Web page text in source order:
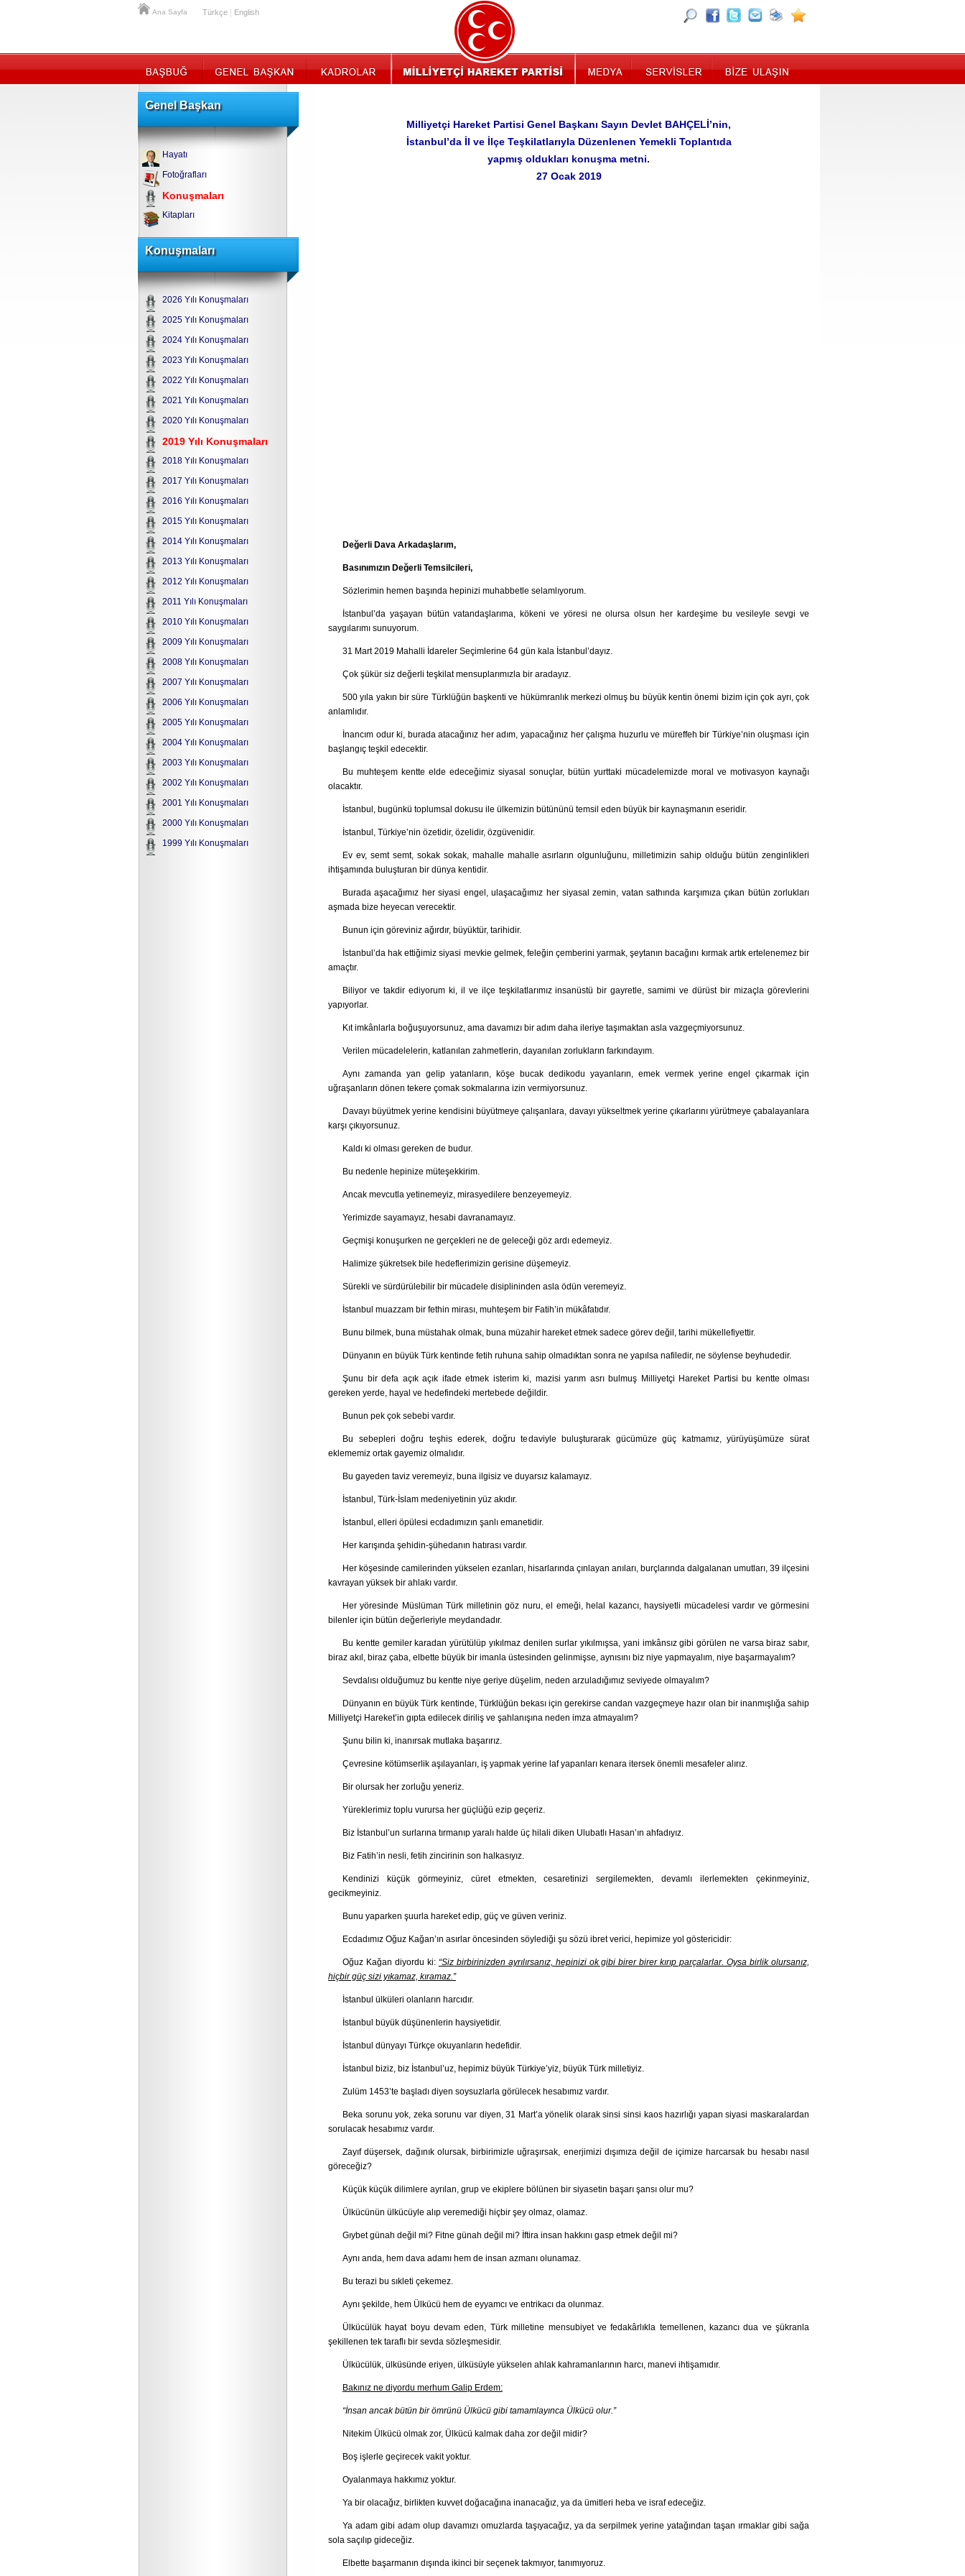
Ana Sayfa Türkçe English
Genel Başkan
Hayatı
Fotoğrafları
Konuşmaları
Kitapları
Konuşmaları
2026 Yılı Konuşmaları
2025 Yılı Konuşmaları
2024 Yılı Konuşmaları
2023 Yılı Konuşmaları
2022 Yılı Konuşmaları
2021 Yılı Konuşmaları
2020 Yılı Konuşmaları
2019 Yılı Konuşmaları
2018 Yılı Konuşmaları
2017 Yılı Konuşmaları
2016 Yılı Konuşmaları
2015 Yılı Konuşmaları
2014 Yılı Konuşmaları
2013 Yılı Konuşmaları
2012 Yılı Konuşmaları
2011 Yılı Konuşmaları
2010 Yılı Konuşmaları
2009 Yılı Konuşmaları
2008 Yılı Konuşmaları
2007 Yılı Konuşmaları
2006 Yılı Konuşmaları
2005 Yılı Konuşmaları
2004 Yılı Konuşmaları
2003 Yılı Konuşmaları
2002 Yılı Konuşmaları
2001 Yılı Konuşmaları
2000 Yılı Konuşmaları
1999 Yılı Konuşmaları
Milliyetçi Hareket Partisi Genel Başkanı Sayın Devlet BAHÇELİ’nin,
İstanbul’da İl ve İlçe Teşkilatlarıyla Düzenlenen Yemekli Toplantıda
yapmış oldukları konuşma metni.
27 Ocak 2019
Değerli Dava Arkadaşlarım,
Basınımızın Değerli Temsilcileri,
Sözlerimin hemen başında hepinizi muhabbetle selamlıyorum.
İstanbul’da yaşayan bütün vatandaşlarıma, kökeni ve yöresi ne olursa olsun her kardeşime bu vesileyle sevgi ve
saygılarımı sunuyorum.
31 Mart 2019 Mahalli İdareler Seçimlerine 64 gün kala İstanbul’dayız.
Çok şükür siz değerli teşkilat mensuplarımızla bir aradayız.
500 yıla yakın bir süre Türklüğün başkenti ve hükümranlık merkezi olmuş bu büyük kentin önemi bizim için çok ayrı, çok
anlamlıdır.
İnancım odur ki, burada atacağınız her adım, yapacağınız her çalışma huzurlu ve müreffeh bir Türkiye’nin oluşması için
başlangıç teşkil edecektir.
Bu muhteşem kentte elde edeceğimiz siyasal sonuçlar, bütün yurttaki mücadelemizde moral ve motivasyon kaynağı
olacaktır.
İstanbul, bugünkü toplumsal dokusu ile ülkemizin bütününü temsil eden büyük bir kaynaşmanın eseridir.
İstanbul, Türkiye’nin özetidir, özelidir, özgüvenidir.
Ev ev, semt semt, sokak sokak, mahalle mahalle asırların olgunluğunu, milletimizin sahip olduğu bütün zenginlikleri
ihtişamında buluşturan bir dünya kentidir.
Burada aşacağımız her siyasi engel, ulaşacağımız her siyasal zemin, vatan sathında karşımıza çıkan bütün zorlukları
aşmada bize heyecan verecektir.
Bunun için göreviniz ağırdır, büyüktür, tarihidir.
İstanbul’da hak ettiğimiz siyasi mevkie gelmek, feleğin çemberini yarmak, şeytanın bacağını kırmak artık ertelenemez bir
amaçtır.
Biliyor ve takdir ediyorum ki, il ve ilçe teşkilatlarımız insanüstü bir gayretle, samimi ve dürüst bir mizaçla görevlerini
yapıyorlar.
Kıt imkânlarla boğuşuyorsunuz, ama davamızı bir adım daha ileriye taşımaktan asla vazgeçmiyorsunuz.
Verilen mücadelelerin, katlanılan zahmetlerin, dayanılan zorlukların farkındayım.
Aynı zamanda yan gelip yatanların, köşe bucak dedikodu yayanların, emek vermek yerine engel çıkarmak için
uğraşanların dönen tekere çomak sokmalarına izin vermiyorsunuz.
Davayı büyütmek yerine kendisini büyütmeye çalışanlara, davayı yükseltmek yerine çıkarlarını yürütmeye çabalayanlara
karşı çıkıyorsunuz.
Kaldı ki olması gereken de budur.
Bu nedenle hepinize müteşekkirim.
Ancak mevcutla yetinemeyiz, mirasyedilere benzeyemeyiz.
Yerimizde sayamayız, hesabi davranamayız.
Geçmişi konuşurken ne gerçekleri ne de geleceği göz ardı edemeyiz.
Halimize şükretsek bile hedeflerimizin gerisine düşemeyiz.
Sürekli ve sürdürülebilir bir mücadele disiplininden asla ödün veremeyiz.
İstanbul muazzam bir fethin mirası, muhteşem bir Fatih’in mükâfatıdır.
Bunu bilmek, buna müstahak olmak, buna müzahir hareket etmek sadece görev değil, tarihi mükellefiyettir.
Dünyanın en büyük Türk kentinde fetih ruhuna sahip olmadıktan sonra ne yapılsa nafiledir, ne söylense beyhudedir.
Şunu bir defa açık açık ifade etmek isterim ki, mazisi yarım asrı bulmuş Milliyetçi Hareket Partisi bu kentte olması
gereken yerde, hayal ve hedefindeki mertebede değildir.
Bunun pek çok sebebi vardır.
Bu sebepleri doğru teşhis ederek, doğru tedaviyle buluşturarak gücümüze güç katmamız, yürüyüşümüze sürat
eklememiz ortak gayemiz olmalıdır.
Bu gayeden taviz veremeyiz, buna ilgisiz ve duyarsız kalamayız.
İstanbul, Türk-İslam medeniyetinin yüz akıdır.
İstanbul, elleri öpülesi ecdadımızın şanlı emanetidir.
Her karışında şehidin-şühedanın hatırası vardır.
Her köşesinde camilerinden yükselen ezanları, hisarlarında çınlayan anıları, burçlarında dalgalanan umutları, 39 ilçesini
kavrayan yüksek bir ahlakı vardır.
Her yöresinde Müslüman Türk milletinin göz nuru, el emeği, helal kazancı, haysiyetli mücadelesi vardır ve görmesini
bilenler için bütün değerleriyle meydandadır.
Bu kentte gemiler karadan yürütülüp yıkılmaz denilen surlar yıkılmışsa, yani imkânsız gibi görülen ne varsa biraz sabır,
biraz akıl, biraz çaba, elbette büyük bir imanla üstesinden gelinmişse, aynısını biz niye yapmayalım, niye başarmayalım?
Sevdalısı olduğumuz bu kentte niye geriye düşelim, neden arzuladığımız seviyede olmayalım?
Dünyanın en büyük Türk kentinde, Türklüğün bekası için gerekirse candan vazgeçmeye hazır olan bir inanmışlığa sahip
Milliyetçi Hareket’in gıpta edilecek diriliş ve şahlanışına neden imza atmayalım?
Şunu bilin ki, inanırsak mutlaka başarırız.
Çevresine kötümserlik aşılayanları, iş yapmak yerine laf yapanları kenara itersek önemli mesafeler alırız.
Bir olursak her zorluğu yeneriz.
Yüreklerimiz toplu vurursa her güçlüğü ezip geçeriz.
Biz İstanbul’un surlarına tırmanıp yaralı halde üç hilali diken Ulubatlı Hasan’ın ahfadıyız.
Biz Fatih’in nesli, fetih zincirinin son halkasıyız.
Kendinizi küçük görmeyiniz, cüret etmekten, cesaretinizi sergilemekten, devamlı ilerlemekten çekinmeyiniz,
gecikmeyiniz.
Bunu yaparken şuurla hareket edip, güç ve güven veriniz.
Ecdadımız Oğuz Kağan’ın asırlar öncesinden söylediği şu sözü ibret verici, hepimize yol göstericidir:
Oğuz Kağan diyordu ki: “Siz birbirinizden ayrılırsanız, hepinizi ok gibi birer birer kırıp parçalarlar. Oysa birlik olursanız,
hiçbir güç sizi yıkamaz, kıramaz.”
İstanbul ülküleri olanların harcıdır.
İstanbul büyük düşünenlerin haysiyetidir.
İstanbul dünyayı Türkçe okuyanların hedefidir.
İstanbul biziz, biz İstanbul’uz, hepimiz büyük Türkiye’yiz, büyük Türk milletiyiz.
Zulüm 1453’te başladı diyen soysuzlarla görülecek hesabımız vardır.
Beka sorunu yok, zeka sorunu var diyen, 31 Mart’a yönelik olarak sinsi sinsi kaos hazırlığı yapan siyasi maskaralardan
sorulacak hesabımız vardır.
Zayıf düşersek, dağınık olursak, birbirimizle uğraşırsak, enerjimizi dışımıza değil de içimize harcarsak bu hesabı nasıl
göreceğiz?
Küçük küçük dilimlere ayrılan, grup ve ekiplere bölünen bir siyasetin başarı şansı olur mu?
Ülkücünün ülkücüyle alıp veremediği hiçbir şey olmaz, olamaz.
Gıybet günah değil mi? Fitne günah değil mi? İftira insan hakkını gasp etmek değil mi?
Aynı anda, hem dava adamı hem de insan azmanı olunamaz.
Bu terazi bu sıkleti çekemez.
Aynı şekilde, hem Ülkücü hem de eyyamcı ve entrikacı da olunmaz.
Ülkücülük hayat boyu devam eden, Türk milletine mensubiyet ve fedakârlıkla temellenen, kazancı dua ve şükranla
şekillenen tek taraflı bir sevda sözleşmesidir.
Ülkücülük, ülküsünde eriyen, ülküsüyle yükselen ahlak kahramanlarının harcı, manevi ihtişamıdır.
Bakınız ne diyordu merhum Galip Erdem:
“İnsan ancak bütün bir ömrünü Ülkücü gibi tamamlayınca Ülkücü olur.”
Nitekim Ülkücü olmak zor, Ülkücü kalmak daha zor değil midir?
Boş işlerle geçirecek vakit yoktur.
Oyalanmaya hakkımız yoktur.
Ya bir olacağız, birlikten kuvvet doğacağına inanacağız, ya da ümitleri heba ve israf edeceğiz.
Ya adam gibi adam olup davamızı omuzlarda taşıyacağız, ya da serpilmek yerine yatağından taşan ırmaklar gibi sağa
sola saçılıp gideceğiz.
Elbette başarmanın dışında ikinci bir seçenek takmıyor, tanımıyoruz.